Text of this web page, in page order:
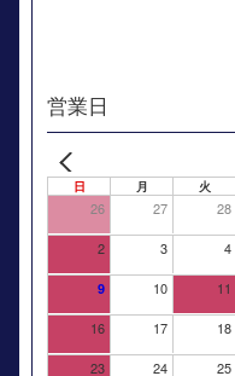
営業日
日 月 火
26 27 28
2 3 4
9 10 11
16 17 18
23 24 25